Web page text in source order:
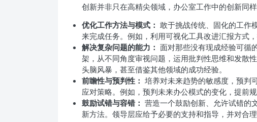
创新并非只在高精尖领域，办公室工作中的创新同
优化工作方法与模式： 敢于挑战传统、固化的工作
来完成任务。例如，利用可视化工具改进汇报方式
解决复杂问题的能力： 面对那些没有现成经验可循
架，从不同角度审视问题，运用批判性思维和发散
头脑风暴，甚至借鉴其他领域的成功经验。
前瞻性与预判性： 培养对未来趋势的敏感度，预判
应对策略。例如，预判未来办公模式的变化，提前规
鼓励试错与容错： 营造一个鼓励创新、允许试错的
新方法。领导层应给予必要的支持和指导，并对合